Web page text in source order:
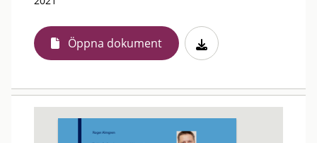
Öppna dokument